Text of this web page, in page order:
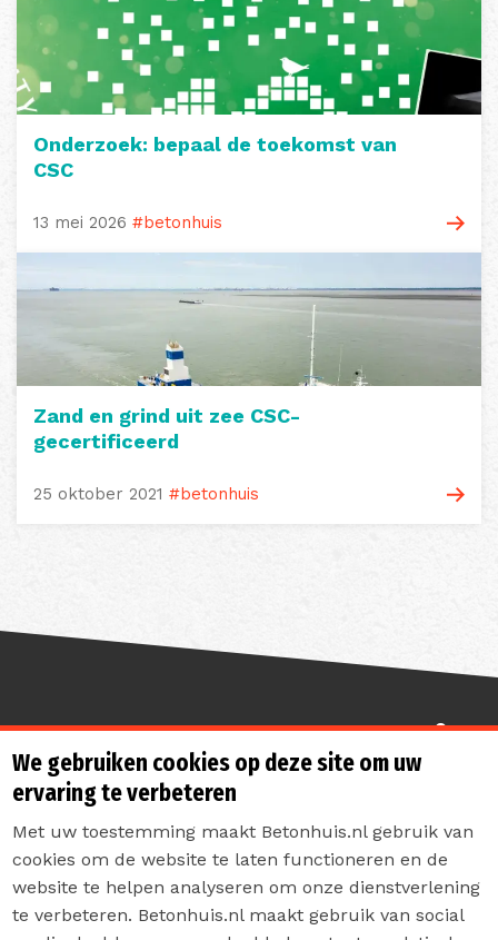
Onderzoek: bepaal de toekomst van
CSC
13 mei 2026 #betonhuis
Zand en grind uit zee CSC-
gecertificeerd
25 oktober 2021 #betonhuis
Sterk de toekomst in
Contact
We gebruiken cookies op deze site om uw
ervaring te verbeteren
Met uw toestemming maakt Betonhuis.nl gebruik van
cookies om de website te laten functioneren en de
website te helpen analyseren om onze dienstverlening
te verbeteren. Betonhuis.nl maakt gebruik van social